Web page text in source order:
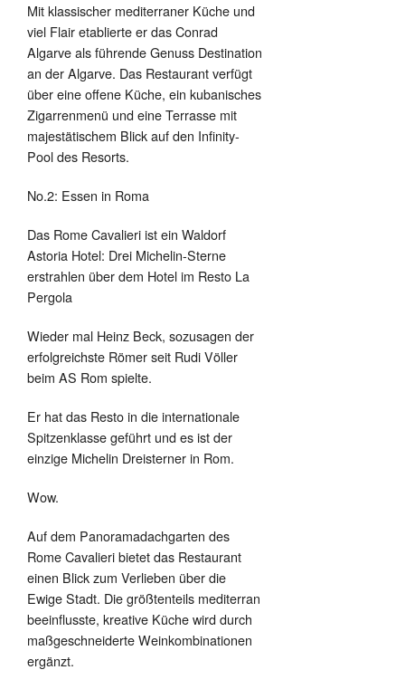
Mit klassischer mediterraner Küche und
viel Flair etablierte er das Conrad
Algarve als führende Genuss Destination
an der Algarve. Das Restaurant verfügt
über eine offene Küche, ein kubanisches
Zigarrenmenü und eine Terrasse mit
majestätischem Blick auf den Infinity-
Pool des Resorts.
No.2: Essen in Roma
Das Rome Cavalieri ist ein Waldorf
Astoria Hotel: Drei Michelin-Sterne
erstrahlen über dem Hotel im Resto La
Pergola
Wieder mal Heinz Beck, sozusagen der
erfolgreichste Römer seit Rudi Völler
beim AS Rom spielte.
Er hat das Resto in die internationale
Spitzenklasse geführt und es ist der
einzige Michelin Dreisterner in Rom.
Wow.
Auf dem Panoramadachgarten des
Rome Cavalieri bietet das Restaurant
einen Blick zum Verlieben über die
Ewige Stadt. Die größtenteils mediterran
beeinflusste, kreative Küche wird durch
maßgeschneiderte Weinkombinationen
ergänzt.